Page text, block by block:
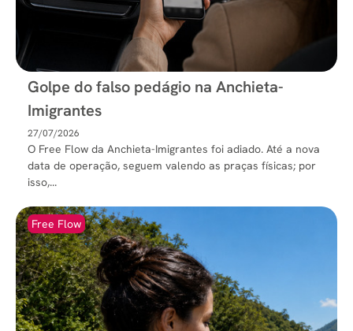
Golpe do falso pedágio na Anchieta-
Imigrantes
27/07/2026
O Free Flow da Anchieta-Imigrantes foi adiado. Até a nova
data de operação, seguem valendo as praças físicas; por
isso,...
Free Flow